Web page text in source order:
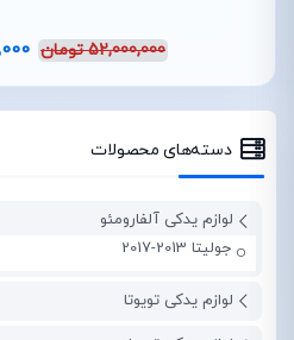
52,000,000 تومان
دسته‌های محصولات
لوازم یدکی آلفارومئو
جولیتا 2013-2017
لوازم یدکی تویوتا